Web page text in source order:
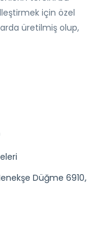
için özel
üretilmiş olup,
Düğme 6910,